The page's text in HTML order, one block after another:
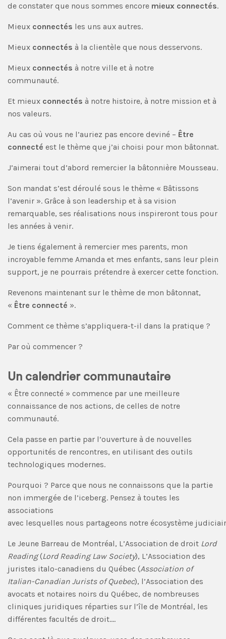
de constater que nous sommes encore mieux connectés.
Mieux connectés les uns aux autres.
Mieux connectés à la clientèle que nous desservons.
Mieux connectés à notre ville et à notre
communauté.
Et mieux connectés à notre histoire, à notre mission et à
nos valeurs.
Au cas où vous ne l’auriez pas encore deviné – Être
connecté est le thème que j’ai choisi pour mon bâtonnat.
J’aimerai tout d’abord remercier la bâtonnière Mousseau.
Son mandat s’est déroulé sous le thème « Bâtissons
l’avenir ». Grâce à son leadership et à sa vision
remarquable, ses réalisations nous inspireront tous pour
les années à venir.
Je tiens également à remercier mes parents, mon
incroyable femme Amanda et mes enfants, sans leur plein
support, je ne pourrais prétendre à exercer cette fonction.
Revenons maintenant sur le thème de mon bâtonnat,
« Être connecté ».
Comment ce thème s’appliquera-t-il dans la pratique ?
Par où commencer ?
Un calendrier communautaire
« Être connecté » commence par une meilleure
connaissance de nos actions, de celles de notre
communauté.
Cela passe en partie par l’ouverture à de nouvelles
opportunités de rencontres, en utilisant des outils
technologiques modernes.
Pourquoi ? Parce que nous ne connaissons que la partie
non immergée de l’iceberg. Pensez à toutes les
associations
avec lesquelles nous partageons notre écosystème
Le Jeune Barreau de Montréal, L’Association de droit Lord
Reading(Lord Reading Law Society), L’Association des
juristes italo-canadiens du Québec (Association of
Italian-Canadian Jurists of Quebec), l’Association des
avocats et notaires noirs du Québec, de nombreuses
cliniques juridiques réparties sur l’île de Montréal, les
différentes facultés de droit….